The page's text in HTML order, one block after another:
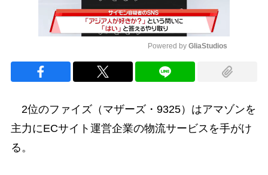
Powered by GliaStudios
2位のファイズ（マザーズ・9325）はアマゾンを
主力にECサイト運営企業の物流サービスを手がけ
る。